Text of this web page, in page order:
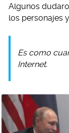
Algunos
los personajes
Es como
Internet.